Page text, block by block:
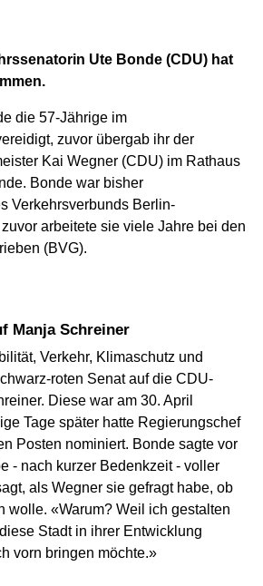
Ute Bonde (CDU) hat
die 57-Jährige im
zuvor übergab ihr der
Kai Wegner (CDU) im Rathaus
Bonde war bisher
Verkehrsverbunds Berlin-
arbeitete sie viele Jahre bei den
(BVG).
Manja Schreiner
Verkehr, Klimaschutz und
roten Senat auf die CDU-
Diese war am 30. April
Tage später hatte Regierungschef
Posten nominiert. Bonde sagte vor
- nach kurzer Bedenkzeit - voller
als Wegner sie gefragt habe, ob
wolle. «Warum? Weil ich gestalten
Stadt in ihrer Entwicklung
vorn bringen möchte.»